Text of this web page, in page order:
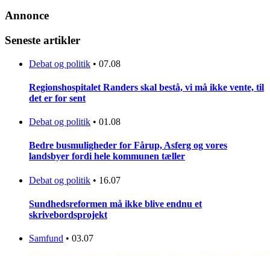
Annonce
Seneste artikler
Debat og politik • 07.08
Regionshospitalet Randers skal bestå, vi må ikke vente, til
det er for sent
Debat og politik • 01.08
Bedre busmuligheder for Fårup, Asferg og vores
landsbyer fordi hele kommunen tæller
Debat og politik • 16.07
Sundhedsreformen må ikke blive endnu et
skrivebordsprojekt
Samfund • 03.07